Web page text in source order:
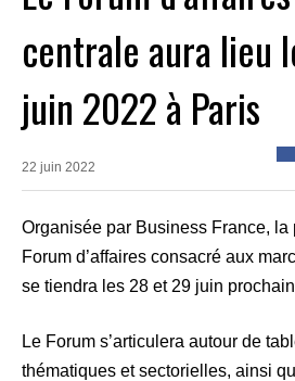
centrale aura lieu
juin 2022 à Paris
22 juin 2022
Organisée par Business France, la
Forum d’affaires consacré aux
se tiendra les 28 et 29 juin
Le Forum s’articulera autour de
thématiques et sectorielles, ainsi